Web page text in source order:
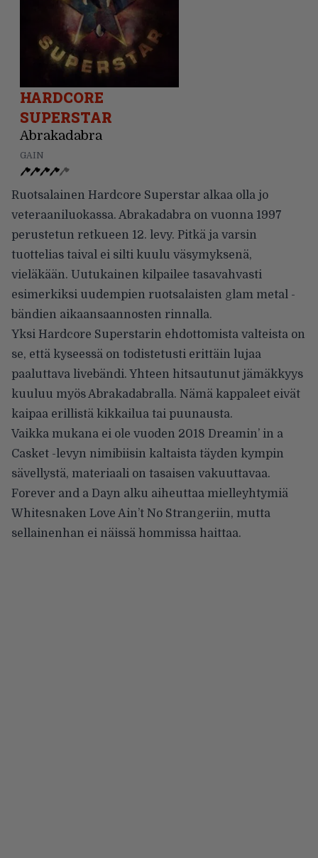
HARDCORE
SUPERSTAR
Abrakadabra
GAIN
Ruotsalainen Hardcore Superstar alkaa olla jo
veteraaniluokassa. Abrakadabra on vuonna 1997
perustetun retkueen 12. levy. Pitkä ja varsin
tuottelias taival ei silti kuulu väsymyksenä,
vieläkään. Uutukainen kilpailee tasavahvasti
esimerkiksi uudempien ruotsalaisten glam metal -
bändien aikaansaannosten rinnalla.
Yksi Hardcore Superstarin ehdottomista valteista on
se, että kyseessä on todistetusti erittäin lujaa
paaluttava livebändi. Yhteen hitsautunut jämäkkyys
kuuluu myös Abrakadabralla. Nämä kappaleet eivät
kaipaa erillistä kikkailua tai puunausta.
Vaikka mukana ei ole vuoden 2018 Dreamin’ in a
Casket -levyn nimibiisin kaltaista täyden kympin
sävellystä, materiaali on tasaisen vakuuttavaa.
Forever and a Dayn alku aiheuttaa mielleyhtymiä
Whitesnaken Love Ain’t No Strangeriin, mutta
sellainenhan ei näissä hommissa haittaa.